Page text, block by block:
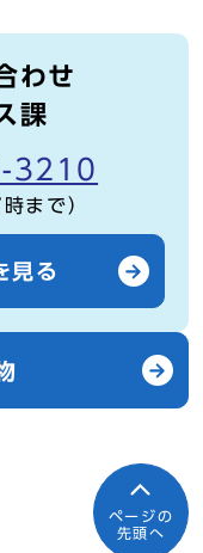
わせ
課
3210
まで）
見る
ページの
先頭へ